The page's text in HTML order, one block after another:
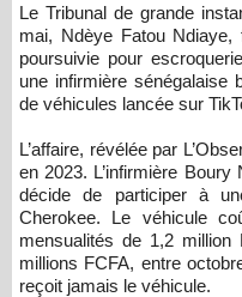
Le Tribunal de grande instance de Rufisque a jugé, ce jeudi 8
mai, Ndèye Fatou
poursuivie pour
une infirmière sénégalaise
de véhicules lancée sur
L’affaire, révélée par
en 2023. L’infirmière
décide de participer à
Cherokee. Le véhicule
mensualités de 1,2
millions FCFA, entre
reçoit jamais le véhicule.